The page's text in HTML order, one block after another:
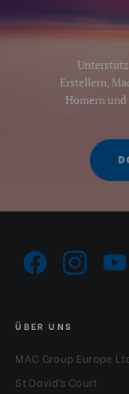
Erstellern,
Homern
ÜBER UNS
MAC Group Europe
St David’s Court